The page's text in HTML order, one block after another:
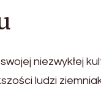
niezwykłej
ludzi